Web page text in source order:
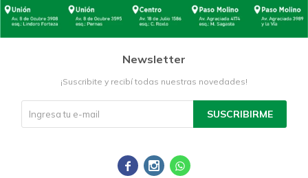
Newsletter
¡Suscribite y recibí todas nuestras novedades!
SUSCRIBIRME
  